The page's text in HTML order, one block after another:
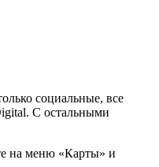
социальные, все
С остальными
на меню «Карты» и